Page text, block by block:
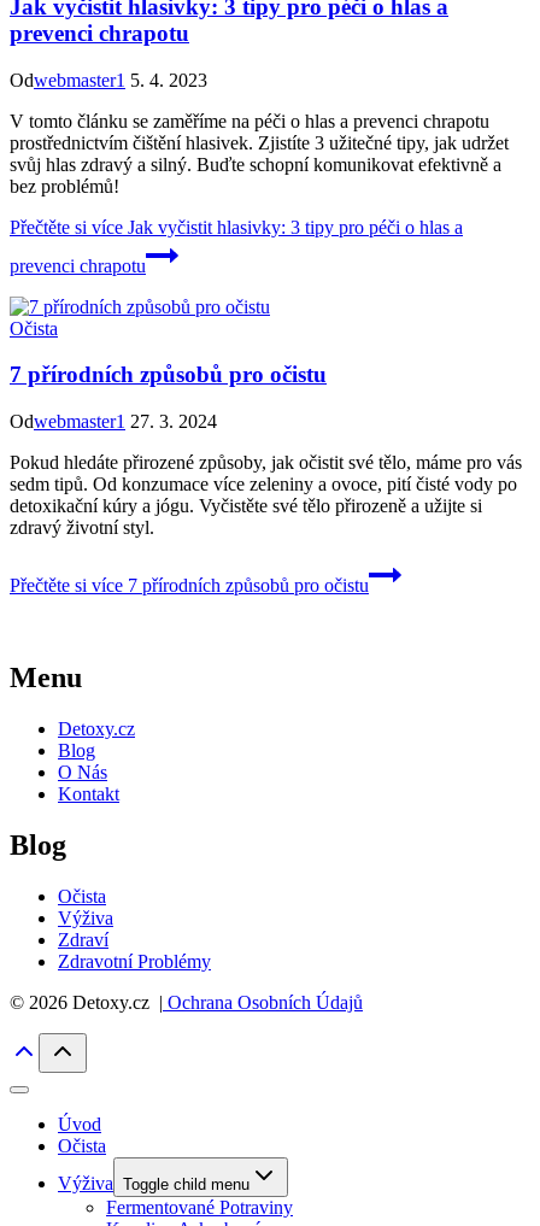
Jak vyčistit hlasivky: 3 tipy pro péči o hlas a
prevenci chrapotu
Odwebmaster1 5. 4. 2023
V tomto článku se zaměříme na péči o hlas a prevenci chrapotu
prostřednictvím čištění hlasivek. Zjistíte 3 užitečné tipy, jak udržet
svůj hlas zdravý a silný. Buďte schopní komunikovat efektivně a
bez problémů!
Přečtěte si více Jak vyčistit hlasivky: 3 tipy pro péči o hlas a
prevenci chrapotu
Očista
7 přírodních způsobů pro očistu
Odwebmaster1 27. 3. 2024
Pokud hledáte přirozené způsoby, jak očistit své tělo, máme pro vás
sedm tipů. Od konzumace více zeleniny a ovoce, pití čisté vody po
detoxikační kúry a jógu. Vyčistěte své tělo přirozeně a užijte si
zdravý životní styl.
Přečtěte si více 7 přírodních způsobů pro očistu
Menu
Detoxy.cz
Blog
O Nás
Kontakt
Blog
Očista
Výživa
Zdraví
Zdravotní Problémy
© 2026 Detoxy.cz | Ochrana Osobních Údajů
Úvod
Očista
Výživa Toggle child menu
Fermentované Potraviny